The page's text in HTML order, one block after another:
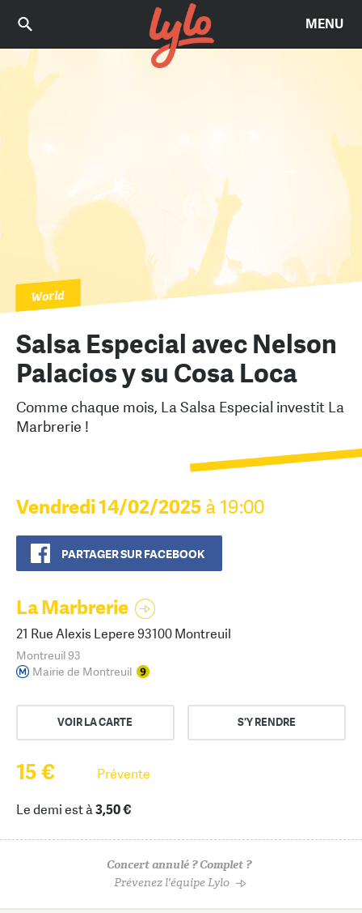
MENU
World
Salsa Especial avec Nelson
Palacios y su Cosa Loca
Comme chaque mois, La Salsa Especial investit La
Marbrerie !
Vendredi 14/02/2025 à 19:00
PARTAGER SUR FACEBOOK
La Marbrerie
21 Rue Alexis Lepere 93100 Montreuil
Montreuil 93
Mairie de Montreuil
VOIR LA CARTE S'Y RENDRE
15 € Prévente
Le demi est à3,50 €
Concert annulé ? Complet ?
Prévenez l'équipe Lylo